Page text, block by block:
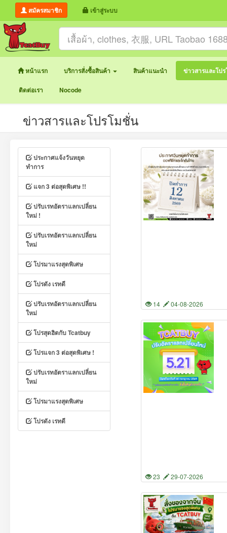
สมัครสมาชิก เข้าสู่ระบบ
หน้าแรก บริการสั่งซื้อสินค้า สินค้าแนะนำ ข่าวสารและโป
ติดต่อเรา Nocode
ข่าวสารและโปรโมชั่น
ประกาศแจ้งวันหยุด
ทำการ
แจก 3 ต่อสุดพิเศษ !!
ปรับเรทอัตราแลกเปลี่ยน
ใหม่ !
ปรับเรทอัตราแลกเปลี่ยน
ใหม่
โปรมาแรงสุดพิเศษ
โปรดัง เรทดี
ปรับเรทอัตราแลกเปลี่ยน
ใหม่
โปรสุดฮิตกับ Tcatbuy
โปรแจก 3 ต่อสุดพิเศษ !
ปรับเรทอัตราแลกเปลี่ยน
ใหม่
โปรมาแรงสุดพิเศษ
โปรดัง เรทดี
14 04-08-2026
23 29-07-2026